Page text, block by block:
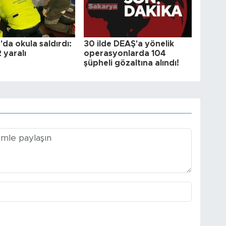
okula saldırdı:
yaralı
30 ilde DEAŞ'a yönelik
operasyonlarda 104
şüpheli gözaltına alındı!